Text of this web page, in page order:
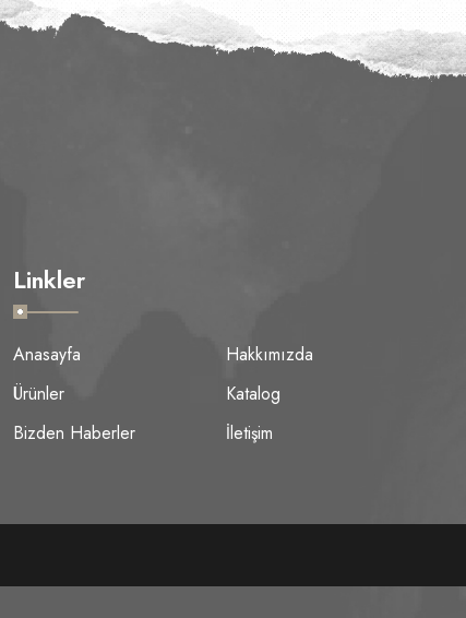
Linkler
Anasayfa
Hakkımızda
Ürünler
Katalog
Bizden Haberler
İletişim